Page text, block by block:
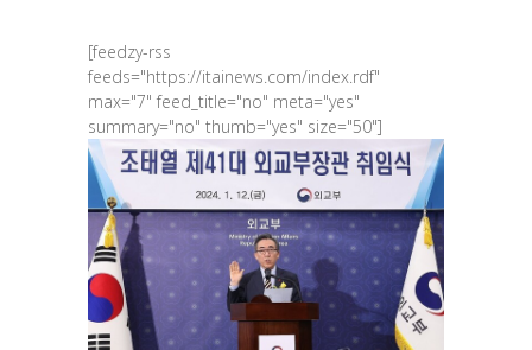
[feedzy-rss
feeds="https://itainews.com/index.rdf"
max="7" feed_title="no" meta="yes"
summary="no" thumb="yes" size="50"]